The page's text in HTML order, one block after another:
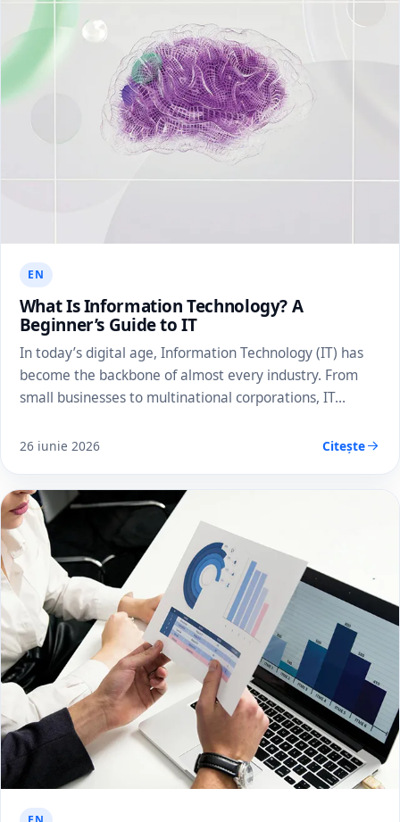
EN
What Is Information Technology? A
Beginner’s Guide to IT
In today’s digital age, Information Technology (IT) has
become the backbone of almost every industry. From
small businesses to multinational corporations, IT…
26 iunie 2026 Citește